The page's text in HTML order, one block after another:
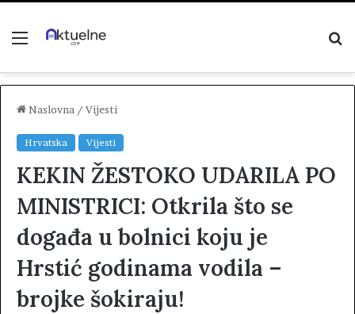
Menu
Naslovna / Vijesti
Hrvatska Vijesti
KEKIN ŽESTOKO UDARILA PO
MINISTRICI: Otkrila što se
događa u bolnici koju je
Hrstić godinama vodila –
brojke šokiraju!